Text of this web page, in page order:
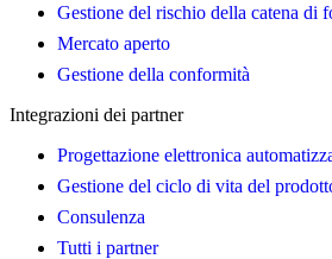
Gestione del rischio della catena di
Mercato aperto
Gestione della conformità
Integrazioni dei partner
Progettazione elettronica
Gestione del ciclo di vita del
Consulenza
Tutti i partner